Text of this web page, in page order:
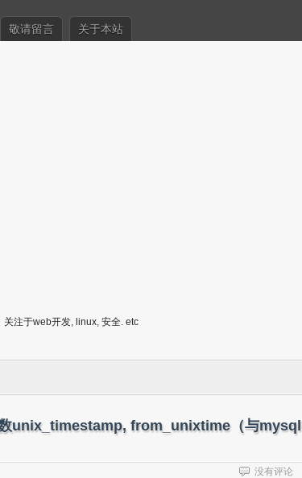
敬请留言 关于本站
关注于web开发, linux, 安全. etc
unix_timestamp, from_unixtime（与mysql
没有评论